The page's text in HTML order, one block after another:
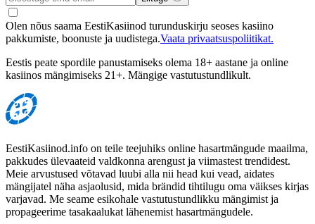
Olen nõus saama EestiKasiinod turunduskirju seoses kasiino
pakkumiste, boonuste ja uudistega.Vaata privaatsuspoliitikat.
Eestis peate spordile panustamiseks olema 18+ aastane ja online
kasiinos mängimiseks 21+. Mängige vastutustundlikult.
EestiKasiinod.info on teile teejuhiks online hasartmängude maailma,
pakkudes ülevaateid valdkonna arengust ja viimastest trendidest.
Meie arvustused võtavad luubi alla nii head kui vead, aidates
mängijatel näha asjaolusid, mida brändid tihtilugu oma väikses kirjas
varjavad. Me seame esikohale vastutustundlikku mängimist ja
propageerime tasakaalukat lähenemist hasartmängudele.